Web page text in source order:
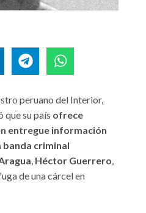
peruano del Interior,
que su país ofrece
entregue información
banda criminal
Héctor Guerrero
de una cárcel en